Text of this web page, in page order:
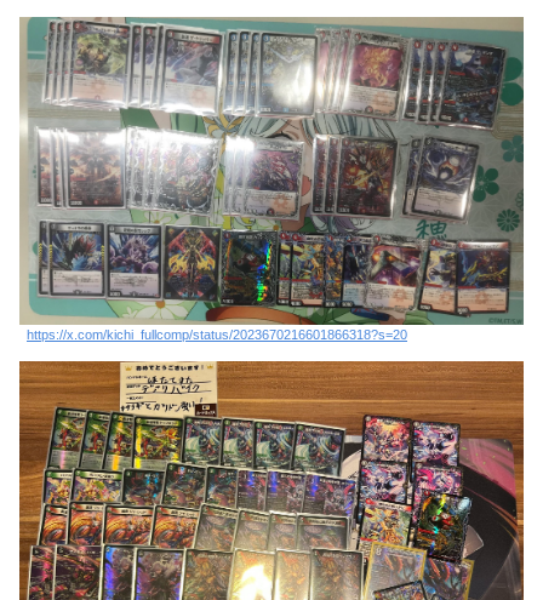
https://x.com/kichi_fullcomp/status/2023670216601866318?s=20